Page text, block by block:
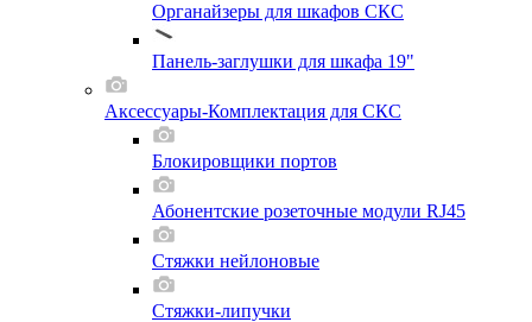
Органайзеры для шкафов СКС
Панель-заглушки для шкафа 19"
Аксессуары-Комплектация для СКС
Блокировщики портов
Абонентские розеточные модули RJ45
Стяжки нейлоновые
Стяжки-липучки